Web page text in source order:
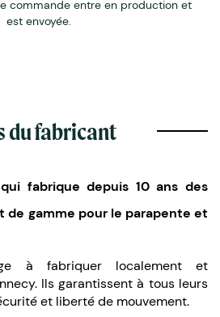
commande entre en production et
est envoyée.
du fabricant
fabrique depuis 10 ans des
de gamme pour le parapente et
à fabriquer localement et
Ils garantissent à tous leurs
et liberté de mouvement.